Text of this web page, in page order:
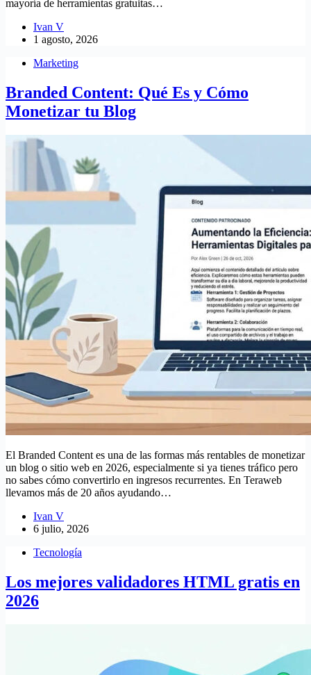
mayoría de herramientas gratuitas…
Ivan V
1 agosto, 2026
Marketing
Branded Content: Qué Es y Cómo
Monetizar tu Blog
El Branded Content es una de las formas más rentables de monetizar
un blog o sitio web en 2026, especialmente si ya tienes tráfico pero
no sabes cómo convertirlo en ingresos recurrentes. En Teraweb
llevamos más de 20 años ayudando…
Ivan V
6 julio, 2026
Tecnología
Los mejores validadores HTML gratis en
2026